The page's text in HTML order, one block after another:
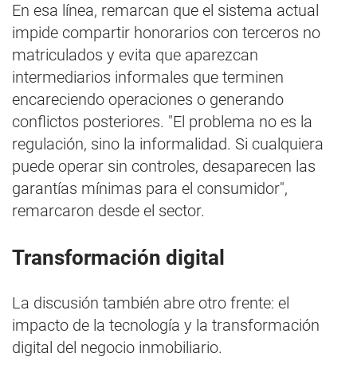
En esa línea, remarcan que el sistema actual
impide compartir honorarios con terceros no
matriculados y evita que aparezcan
intermediarios informales que terminen
encareciendo operaciones o generando
conflictos posteriores. "El problema no es la
regulación, sino la informalidad. Si cualquiera
puede operar sin controles, desaparecen las
garantías mínimas para el consumidor",
remarcaron desde el sector.
Transformación digital
La discusión también abre otro frente: el
impacto de la tecnología y la transformación
digital del negocio inmobiliario.